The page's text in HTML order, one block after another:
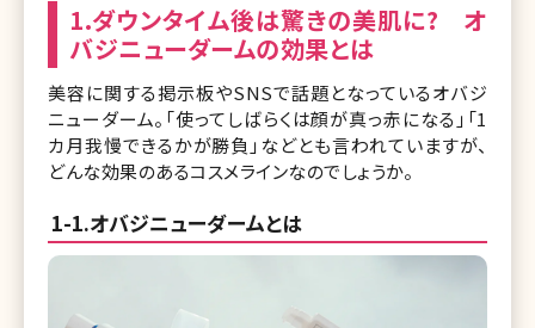
1.ダウンタイム後は驚きの美肌に? オ
バジニューダームの効果とは
美容に関する掲示板やSNSで話題となっているオバジ
ニューダーム。「使ってしばらくは顔が真っ赤になる」「1
カ月我慢できるかが勝負」などとも言われていますが、
どんな効果のあるコスメラインなのでしょうか。
1-1.オバジニューダームとは